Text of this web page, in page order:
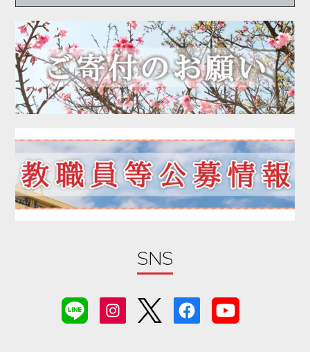
2020年06月
2020年05月
2020年04月
2020年03月
2020年01月
2019年12月
2019年11月
2019年10月
2019年09月
2019年08月
2019年03月
SNS